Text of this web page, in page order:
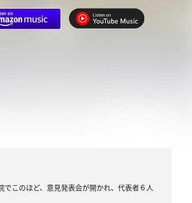
このほど、意見発表会が開かれ、代表者６人